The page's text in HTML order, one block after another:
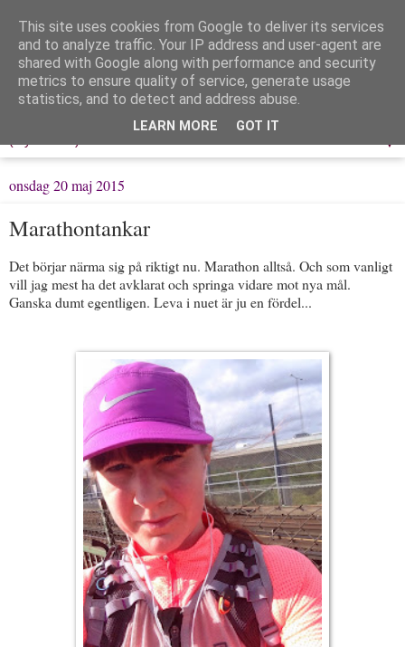
Löpning & Livet
Mitt liv, mina tankar & min träning
▼
onsdag 20 maj 2015
Marathontankar
Det börjar närma sig på riktigt nu. Marathon alltså. Och som vanligt
vill jag mest ha det avklarat och springa vidare mot nya mål.
Ganska dumt egentligen. Leva i nuet är ju en fördel...
This site uses cookies from Google to deliver its services
and to analyze traffic. Your IP address and user-agent are
shared with Google along with performance and security
metrics to ensure quality of service, generate usage
statistics, and to detect and address abuse.
LEARN MORE GOT IT